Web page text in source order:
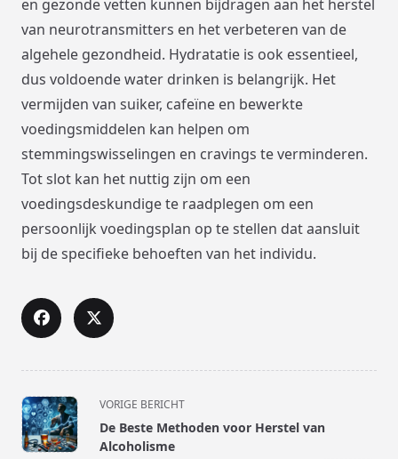
en gezonde vetten kunnen bijdragen aan het herstel
van neurotransmitters en het verbeteren van de
algehele gezondheid. Hydratatie is ook essentieel,
dus voldoende water drinken is belangrijk. Het
vermijden van suiker, cafeïne en bewerkte
voedingsmiddelen kan helpen om
stemmingswisselingen en cravings te verminderen.
Tot slot kan het nuttig zijn om een
voedingsdeskundige te raadplegen om een
persoonlijk voedingsplan op te stellen dat aansluit
bij de specifieke behoeften van het individu.
<span
class="nav-
subtitle
VORIGE BERICHT
De Beste Methoden voor Herstel van
Alcoholisme